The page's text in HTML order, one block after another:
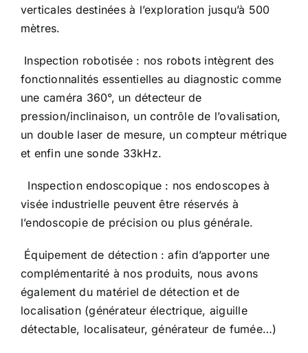
verticales destinées à l’exploration jusqu’à 500
mètres.
Inspection robotisée : nos robots intègrent des
fonctionnalités essentielles au diagnostic comme
une caméra 360°, un détecteur de
pression/inclinaison, un contrôle de l’ovalisation,
un double laser de mesure, un compteur métrique
et enfin une sonde 33kHz.
Inspection endoscopique : nos endoscopes à
visée industrielle peuvent être réservés à
l’endoscopie de précision ou plus générale.
Équipement de détection : afin d’apporter une
complémentarité à nos produits, nous avons
également du matériel de détection et de
localisation (générateur électrique, aiguille
détectable, localisateur, générateur de fumée…)